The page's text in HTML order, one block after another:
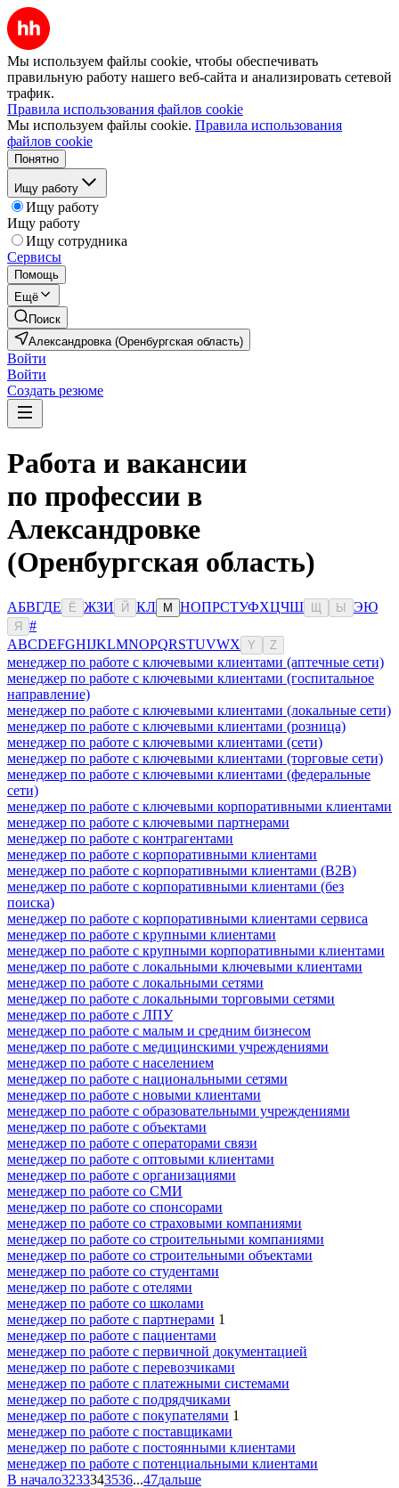
Мы используем файлы cookie, чтобы обеспечивать
правильную работу нашего веб-сайта и анализировать сетевой
трафик.
Правила использования файлов cookie
Мы используем файлы cookie. Правила использования
файлов cookie
Понятно
Ищу работу
Ищу работу
Ищу работу
Ищу сотрудника
Сервисы
Помощь
Ещё
Поиск
Александровка (Оренбургская область)
Войти
Войти
Создать резюме
Работа и вакансии
по профессии в
Александровке
(Оренбургская область)
АБВГДЕ Ё ЖЗИ Й КЛ М НОПРСТУФХЦЧШ Ы ЭЮ
Я
#
ABCDEFGHIJKLMNOPQRSTUVWX Y Z
менеджер по работе с ключевыми клиентами (аптечные сети)
менеджер по работе с ключевыми клиентами (госпитальное
направление)
менеджер по работе с ключевыми клиентами (локальные сети)
менеджер по работе с ключевыми клиентами (розница)
менеджер по работе с ключевыми клиентами (сети)
менеджер по работе с ключевыми клиентами (торговые сети)
менеджер по работе с ключевыми клиентами (федеральные
сети)
менеджер по работе с ключевыми корпоративными клиентами
менеджер по работе с ключевыми партнерами
менеджер по работе с контрагентами
менеджер по работе с корпоративными клиентами
менеджер по работе с корпоративными клиентами (B2B)
менеджер по работе с корпоративными клиентами (без
поиска)
менеджер по работе с корпоративными клиентами сервиса
менеджер по работе с крупными клиентами
менеджер по работе с крупными корпоративными клиентами
менеджер по работе с локальными ключевыми клиентами
менеджер по работе с локальными сетями
менеджер по работе с локальными торговыми сетями
менеджер по работе с ЛПУ
менеджер по работе с малым и средним бизнесом
менеджер по работе с медицинскими учреждениями
менеджер по работе с населением
менеджер по работе с национальными сетями
менеджер по работе с новыми клиентами
менеджер по работе с образовательными учреждениями
менеджер по работе с объектами
менеджер по работе с операторами связи
менеджер по работе с оптовыми клиентами
менеджер по работе с организациями
менеджер по работе со СМИ
менеджер по работе со спонсорами
менеджер по работе со страховыми компаниями
менеджер по работе со строительными компаниями
менеджер по работе со строительными объектами
менеджер по работе со студентами
менеджер по работе с отелями
менеджер по работе со школами
менеджер по работе с партнерами 1
менеджер по работе с пациентами
менеджер по работе с первичной документацией
менеджер по работе с перевозчиками
менеджер по работе с платежными системами
менеджер по работе с подрядчиками
менеджер по работе с покупателями 1
менеджер по работе с поставщиками
менеджер по работе с постоянными клиентами
менеджер по работе с потенциальными клиентами
В начало3233343536...47дальше